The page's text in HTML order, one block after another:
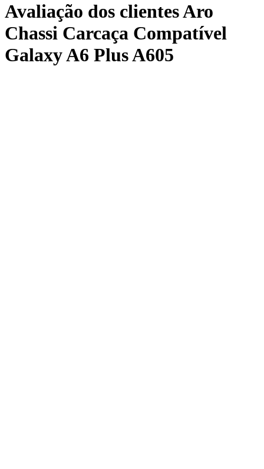
Avaliação dos clientes Aro
Chassi Carcaça Compatível
Galaxy A6 Plus A605